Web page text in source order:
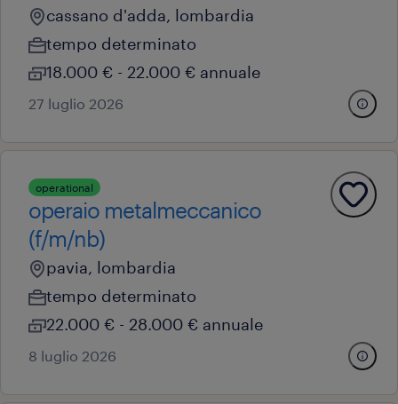
cassano d'adda, lombardia
tempo determinato
18.000 € - 22.000 € annuale
27 luglio 2026
operational
operaio metalmeccanico
(f/m/nb)
pavia, lombardia
tempo determinato
22.000 € - 28.000 € annuale
8 luglio 2026